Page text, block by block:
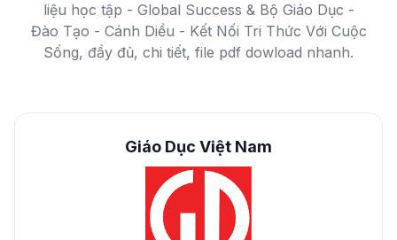
liệu học tập - Global Success & Bộ Giáo Dục -
Đào Tạo - Cánh Diều - Kết Nối Tri Thức Với Cuộc
Sống, đầy đủ, chi tiết, file pdf dowload nhanh.
Giáo Dục Việt Nam